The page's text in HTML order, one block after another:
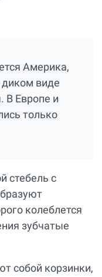
Америка,
диком виде
В Европе и
только
стебель с
колеблется
зубчатые
собой корзинки,